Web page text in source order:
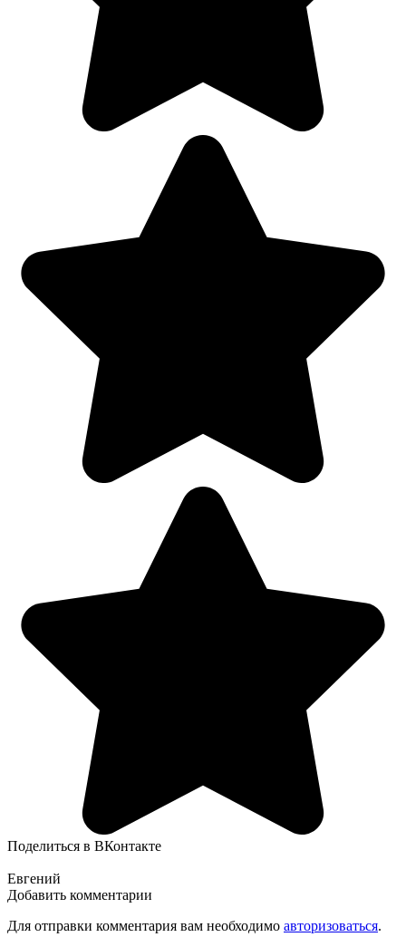
Поделиться в ВКонтакте
Евгений
Добавить комментарии
Для отправки комментария вам необходимо авторизоваться.